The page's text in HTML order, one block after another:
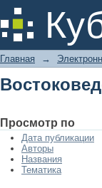
Главная →
Просмотр по
Дата публикации
Авторы
Названия
Тематика